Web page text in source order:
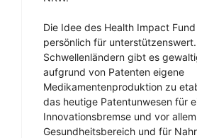
Die Idee des Health Impact
persönlich für
Schwellenländern gibt es
aufgrund von Patenten eigene
Medikamentenproduktion zu
das heutige Patentunwesen für
Innovationsbremse und vor
Gesundheitsbereich und für